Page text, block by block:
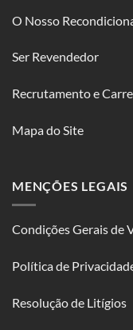
O Nosso
Ser Revendedor
Recrutamento e
Mapa do Site
MENÇÕES LEGAIS
Condições Gerais de
Política de
Resolução de Litígios